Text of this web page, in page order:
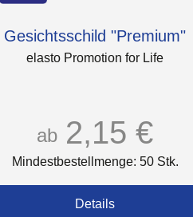
Gesichtsschild "Premium"
elasto Promotion for Life
ab 2,15 €
Mindestbestellmenge: 50 Stk.
Details